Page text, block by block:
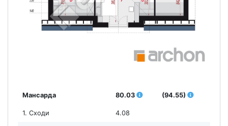
Мансарда 80.03 (94.55)
1. Сходи 4.08